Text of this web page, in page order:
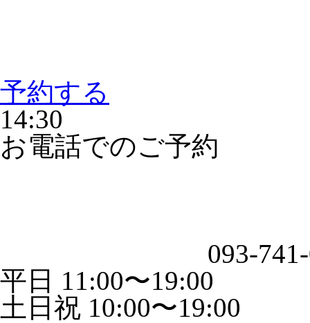
予約する
14:30
お電話でのご予約
093-
平日 11:00〜19:00
土日祝 10:00〜19:00